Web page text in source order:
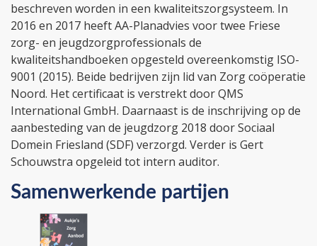
beschreven worden in een kwaliteitszorgsysteem. In
2016 en 2017 heeft AA-Planadvies voor twee Friese
zorg- en jeugdzorgprofessionals de
kwaliteitshandboeken opgesteld overeenkomstig ISO-
9001 (2015). Beide bedrijven zijn lid van Zorg coöperatie
Noord. Het certificaat is verstrekt door QMS
International GmbH. Daarnaast is de inschrijving op de
aanbesteding van de jeugdzorg 2018 door Sociaal
Domein Friesland (SDF) verzorgd. Verder is Gert
Schouwstra opgeleid tot intern auditor.
Samenwerkende partijen